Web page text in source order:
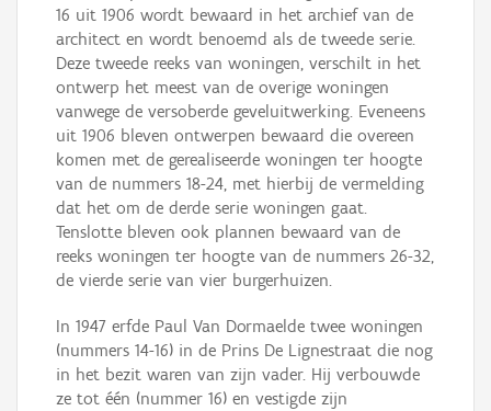
16 uit 1906 wordt bewaard in het archief van de
architect en wordt benoemd als de tweede serie.
Deze tweede reeks van woningen, verschilt in het
ontwerp het meest van de overige woningen
vanwege de versoberde geveluitwerking. Eveneens
uit 1906 bleven ontwerpen bewaard die overeen
komen met de gerealiseerde woningen ter hoogte
van de nummers 18-24, met hierbij de vermelding
dat het om de derde serie woningen gaat.
Tenslotte bleven ook plannen bewaard van de
reeks woningen ter hoogte van de nummers 26-32,
de vierde serie van vier burgerhuizen.
In 1947 erfde Paul Van Dormaelde twee woningen
(nummers 14-16) in de Prins De Lignestraat die nog
in het bezit waren van zijn vader. Hij verbouwde
ze tot één (nummer 16) en vestigde zijn